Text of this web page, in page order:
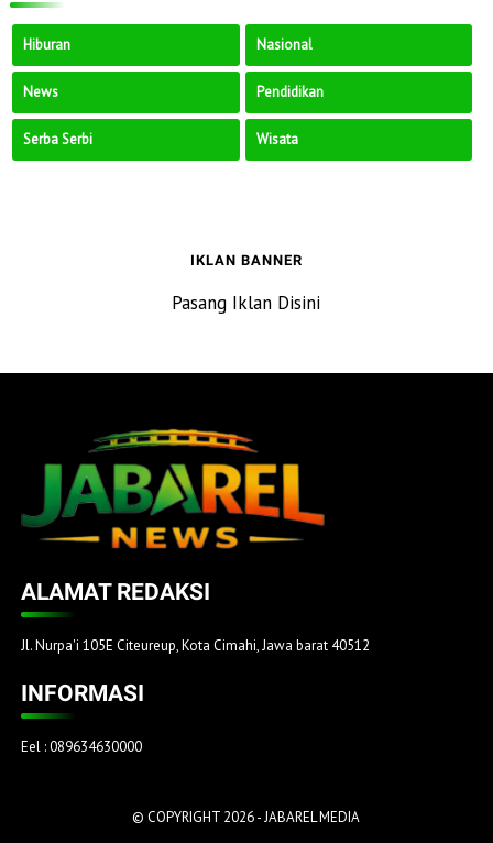
Hiburan Nasional
News Pendidikan
Serba Serbi Wisata
IKLAN BANNER
Pasang Iklan Disini
ALAMAT REDAKSI
Jl. Nurpa'i 105E Citeureup, Kota Cimahi, Jawa barat 40512
INFORMASI
Eel : 089634630000
© COPYRIGHT 2026 -JABAREL MEDIA